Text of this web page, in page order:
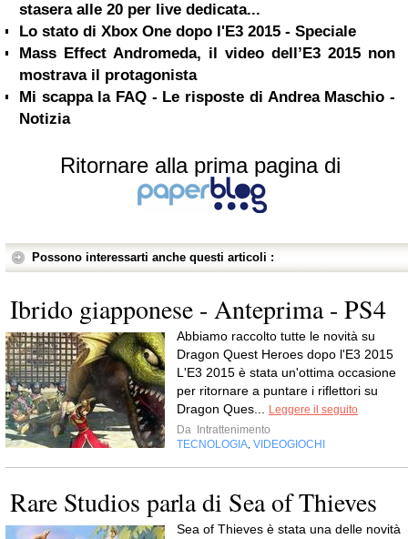
stasera alle 20 per live dedicata...
Lo stato di Xbox One dopo l'E3 2015 - Speciale
Mass Effect Andromeda, il video dell’E3 2015 non
mostrava il protagonista
Mi scappa la FAQ - Le risposte di Andrea Maschio -
Notizia
Ritornare alla prima pagina di
Possono interessarti anche questi articoli :
Ibrido giapponese - Anteprima - PS4
Abbiamo raccolto tutte le novità su
Dragon Quest Heroes dopo l'E3 2015
L'E3 2015 è stata un'ottima occasione
per ritornare a puntare i riflettori su
Dragon Ques...
Leggere il seguito
Da
Intrattenimento
TECNOLOGIA VIDEOGIOCHI
Rare Studios parla di Sea of Thieves
Sea of Thieves è stata una delle novità